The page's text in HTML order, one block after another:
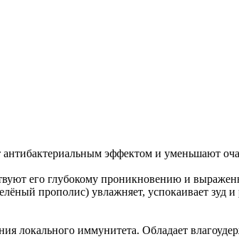
эффектом и уменьшают
его глубокому проникновению и
прополис) увлажняет, успокаивает зуд
локального иммунитета. Обладает